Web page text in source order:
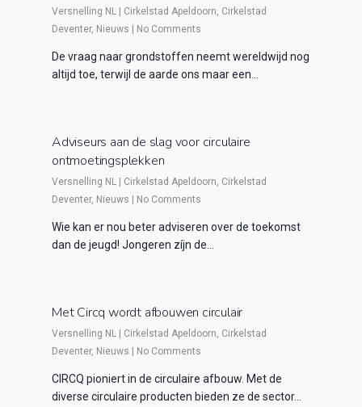
Versnelling NL | Cirkelstad Apeldoorn, Cirkelstad
Deventer, Nieuws | No Comments
De vraag naar grondstoffen neemt wereldwijd nog
altijd toe, terwijl de aarde ons maar een…
Adviseurs aan de slag voor circulaire
ontmoetingsplekken
Versnelling NL | Cirkelstad Apeldoorn, Cirkelstad
Deventer, Nieuws | No Comments
Wie kan er nou beter adviseren over de toekomst
dan de jeugd! Jongeren zíjn de…
Met Circq wordt afbouwen circulair
Versnelling NL | Cirkelstad Apeldoorn, Cirkelstad
Deventer, Nieuws | No Comments
CIRCQ pioniert in de circulaire afbouw. Met de
diverse circulaire producten bieden ze de sector…